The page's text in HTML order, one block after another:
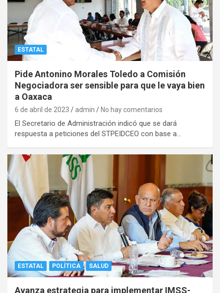
ESTATAL
Pide Antonino Morales Toledo a Comisión
Negociadora ser sensible para que le vaya bien
a Oaxaca
6 de abril de 2023 admin No hay comentarios
El Secretario de Administración indicó que se dará
respuesta a peticiones del STPEIDCEO con base a…
ESTATAL POLÍTICA SALUD
Avanza estrategia para implementar IMSS-